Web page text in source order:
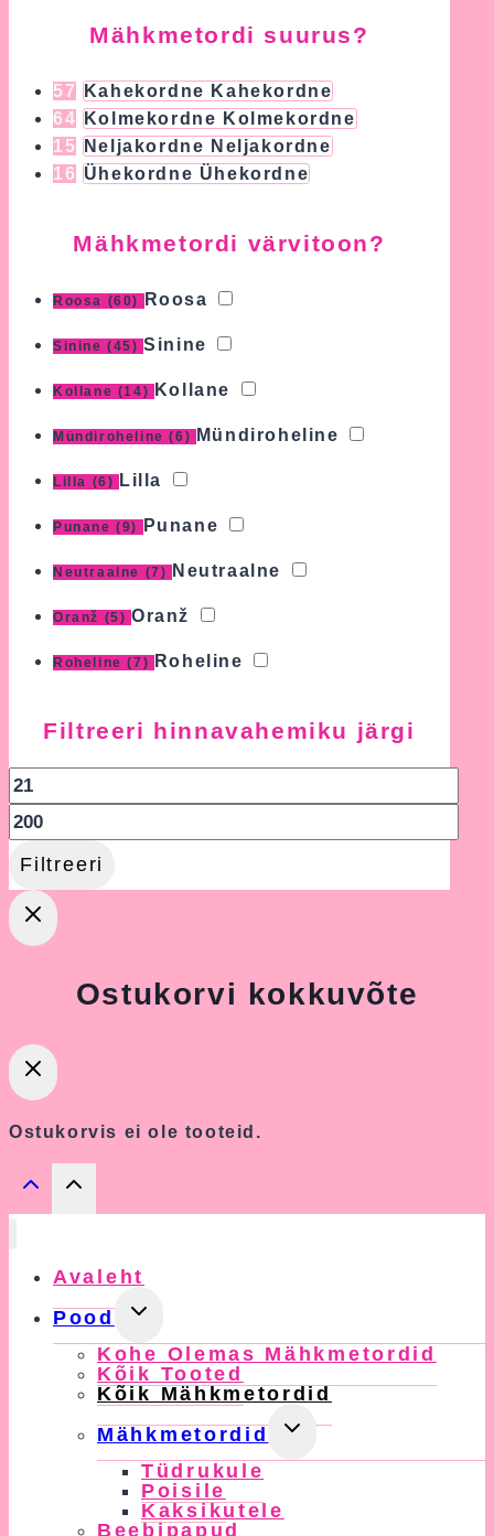
Mähkmetordi suurus?
57 Kahekordne Kahekordne
64
Kolmekordne Kolmekordne
15
Neljakordne Neljakordne
16 Ühekordne Ühekordne
Mähkmetordi värvitoon?
Roosa (60) Roosa
Sinine(45) Sinine
Kollane (14) Kollane
Mündiroheline(6) Mündiroheline
Lilla (6) Lilla
Punane(9) Punane
Neutraalne (7) Neutraalne
Oranž (5) Oranž
Roheline(7) Roheline
Filtreeri hinnavahemiku järgi
Filtreeri
Ostukorvi kokkuvõte
Ostukorvis ei ole tooteid.
Avaleht
Pood
Toggle
Child
Menu
Kohe Olemas Mähkmetordid
Kõik Tooted
Kõik Mähkmetordid
Mähkmetordid
Toggle
Child
Tüdrukule
Poisile
Kaksikutele
Beebipapud